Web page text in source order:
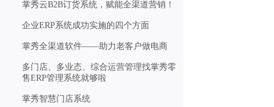
掌秀云B2B订货系统，赋能全渠道营销！
企业ERP系统成功实施的四个方面
掌秀全渠道软件——助力老客户做电商
多门店、多业态、综合运营管理找掌秀零
售ERP管理系统就够啦
掌秀智慧门店系统